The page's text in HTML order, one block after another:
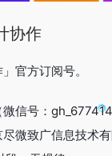
协作
官方订阅号。
信号：
微致广信息技术